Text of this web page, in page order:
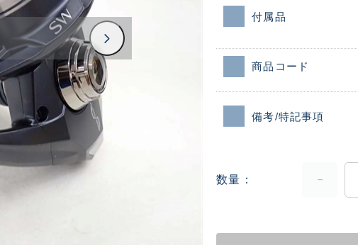
付属品
商品コード
備考/特記事項
数量